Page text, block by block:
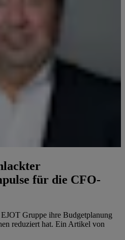
für die CFO-
Gruppe ihre Budgetplanung
reduziert hat. Ein Artikel von